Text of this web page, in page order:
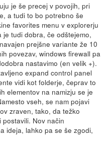
je še precej v povojih, pri
a tudi to bo potrebno še
favorites menu v explorerju
tudi dobra, če odštejemo,
prejšne variante že 10
povezav, windows firewall pa
nastavimo (en velik +).
expand control panel
vidi kot folderje, čeprav to
elementov na namizju se je
vseh, se nam pojavi
zraven, tako, da težko
Nov način
ideja, lahko pa se še zgodi,